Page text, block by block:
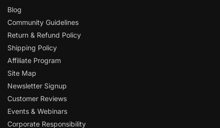
Blog
Community Guidelines
Return & Refund Policy
Shipping Policy
Affiliate Program
Site Map
Newsletter Signup
Customer Reviews
Events & Webinars
Corporate Responsibility